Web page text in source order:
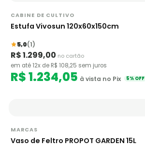
CABINE DE CULTIVO
Estufa Vivosun 120x60x150cm
5,0(1)
R$ 1.299,00 no cartão
em até 12x de R$ 108,25 sem juros
R$ 1.234,05 à vista no Pix 5% OFF
MARCAS
Vaso de Feltro PROPOT GARDEN 15L